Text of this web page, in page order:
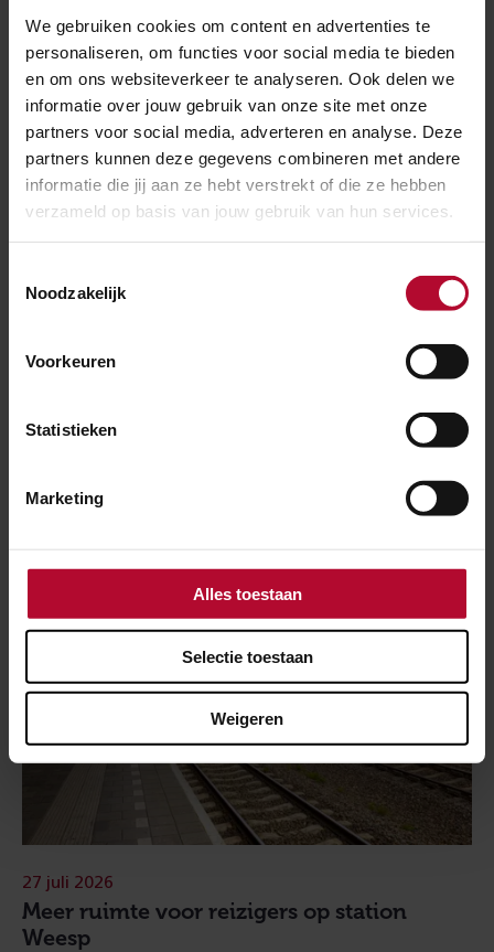
We gebruiken cookies om content en advertenties te
personaliseren, om functies voor social media te bieden
en om ons websiteverkeer te analyseren. Ook delen we
informatie over jouw gebruik van onze site met onze
partners voor social media, adverteren en analyse. Deze
partners kunnen deze gegevens combineren met andere
informatie die jij aan ze hebt verstrekt of die ze hebben
verzameld op basis van jouw gebruik van hun services.
Noodzakelijk
Voorkeuren
Statistieken
Marketing
Alles toestaan
Selectie toestaan
Weigeren
Utrecht en ’s-Hertogenbosch
30 juli 2026
Meer ruimte voor reizigers op station
Weesp
27 juli 2026